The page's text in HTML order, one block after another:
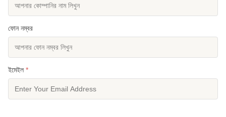
ফোন নম্বর
ইমেইল *